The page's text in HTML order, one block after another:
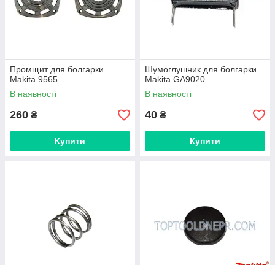
Промщит для болгарки
Makita 9565
В наявності
260 ₴
Купити
Шумоглушник для болгарки
Makita GA9020
В наявності
40 ₴
Купити